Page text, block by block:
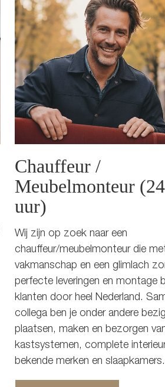
Chauffeur /
Meubelmonteur
uur)
Wij zijn op zoek naar een
chauffeur/meubelmonteur die
vakmanschap en een glimlach
perfecte leveringen en montage
klanten door heel Nederland.
collega ben je onder andere
plaatsen, maken en bezorgen
kastsystemen, complete
bekende merken en slaapkamers.